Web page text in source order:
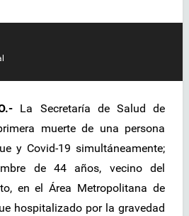
La Secretaría de Salud de
muerte de una persona
y Covid-19 simultáneamente;
de 44 años, vecino del
en el Área Metropolitana de
hospitalizado por la gravedad